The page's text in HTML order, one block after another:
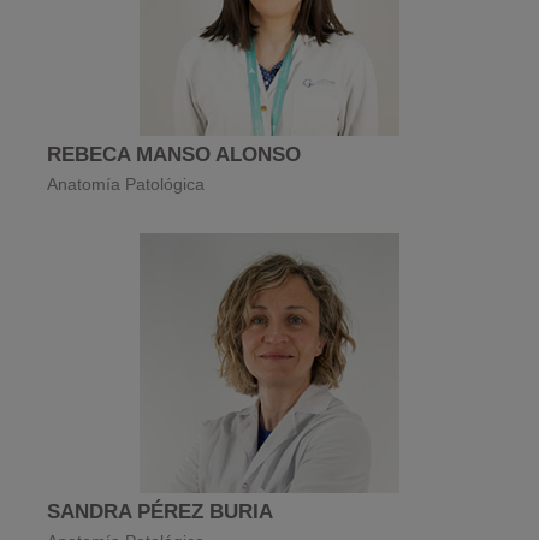
REBECA MANSO ALONSO
Anatomía Patológica
SANDRA PÉREZ BURIA